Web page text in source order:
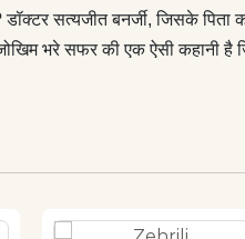
सत्यजीत बनर्जी, जिसके पिता
भरे सफर की एक ऐसी कहानी